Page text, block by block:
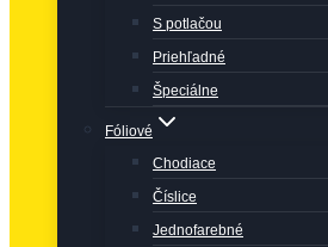
S potlačou
Priehľadné
Špeciálne
Fóliové
Chodiace
Číslice
Jednofarebné